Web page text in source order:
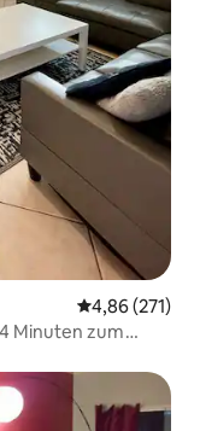
4,86 (271)
Minuten zum